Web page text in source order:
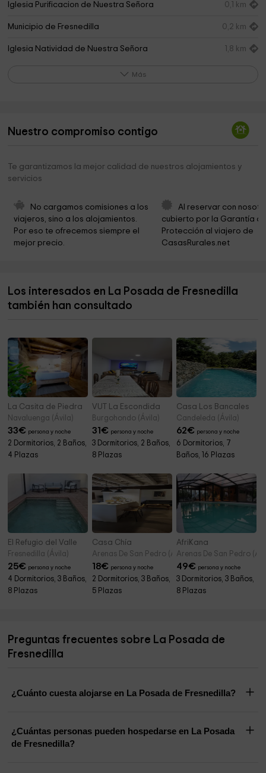
Iglesia Purificacion de Nuestra Señora 0,1 km
Municipio de Fresnedilla 0,2 km
Iglesia Natividad de Nuestra Señora 1,8 km
Cementerio 7,4 km
Parroquia del Espíritu Santo
Holy Trinity Church
Parroquia del Salvador
Iglesia el Salvador 7,7 km
Ermita de la Yedra 8,1 km
Más
Nuestro compromiso contigo
Te garantizamos la mejor calidad de nuestros alojamientos y
servicios
No cargamos comisiones a los
viajeros, sino a los alojamientos.
Por eso te ofrecemos siempre el
mejor precio.
Al reservar con
cubierto por la Garantía
Protección al viajero de
CasasRurales.net
Los interesados en La Posada de Fresnedilla
también han consultado
La Casita de Piedra
Navaluenga (Ávila)
33€ persona y noche
2 Dormitorios, 2 Baños,
4 Plazas
VUT La Escondida
Burgohondo (Ávila)
31€ persona y noche
3 Dormitorios, 2 Baños,
8 Plazas
Casa Los Bancales
Candeleda (Ávila)
62€ persona y noche
6 Dormitorios, 7
Baños, 16 Plazas
El Refugio del Valle
Fresnedilla (Ávila)
25€ persona y noche
4 Dormitorios, 3 Baños,
8 Plazas
Casa Chía
Arenas De San Pedro (Ávila)
18€ persona y noche
2 Dormitorios, 3 Baños,
5 Plazas
AfriKana
Arenas De San Pedro
49€ persona y noche
3 Dormitorios, 3 Baños,
8 Plazas
Preguntas frecuentes sobre La Posada de
Fresnedilla
¿Cuánto cuesta alojarse en La Posada de Fresnedilla?
¿Cuántas personas pueden hospedarse en La Posada
de Fresnedilla?